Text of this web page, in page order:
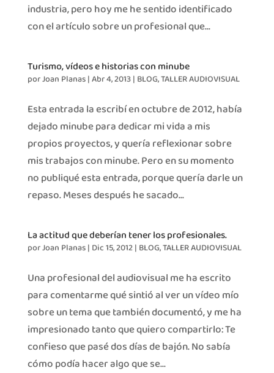
industria, pero hoy me he sentido identificado
con el artículo sobre un profesional que...
Turismo, vídeos e historias con minube
porJoan Planas|Abr 4, 2013| BLOG,TALLER AUDIOVISUAL
Esta entrada la escribí en octubre de 2012, había
dejado minube para dedicar mi vida a mis
propios proyectos, y quería reflexionar sobre
mis trabajos con minube. Pero en su momento
no publiqué esta entrada, porque quería darle un
repaso. Meses después he sacado...
La actitud que deberían tener los profesionales.
porJoan Planas| Dic 15, 2012| BLOG,TALLER AUDIOVISUAL
Una profesional del audiovisual me ha escrito
para comentarme qué sintió al ver un vídeo mío
sobre un tema que también documentó, y me ha
impresionado tanto que quiero compartirlo: Te
confieso que pasé dos días de bajón. No sabía
cómo podía hacer algo que se...